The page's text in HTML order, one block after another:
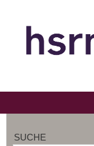
SUCHE